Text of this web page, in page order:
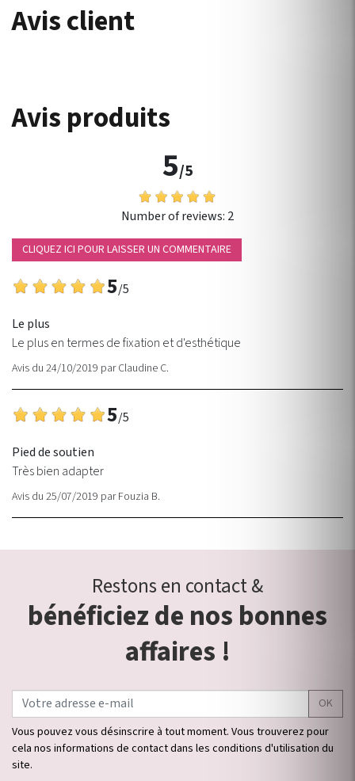
Avis client
Avis produits
5/5
Number of reviews: 2
CLIQUEZ ICI POUR LAISSER UN COMMENTAIRE
5/5
Le plus
Le plus en termes de fixation et d'esthétique
Avis du 24/10/2019 parClaudine C.
5/5
Pied de soutien
Très bien adapter
Avis du 25/07/2019 parFouzia B.
Restons en contact &
bénéficiez de nos bonnes
affaires !
OK
Vous pouvez vous désinscrire à tout moment. Vous trouverez pour
cela nos informations de contact dans les conditions d'utilisation du
site.